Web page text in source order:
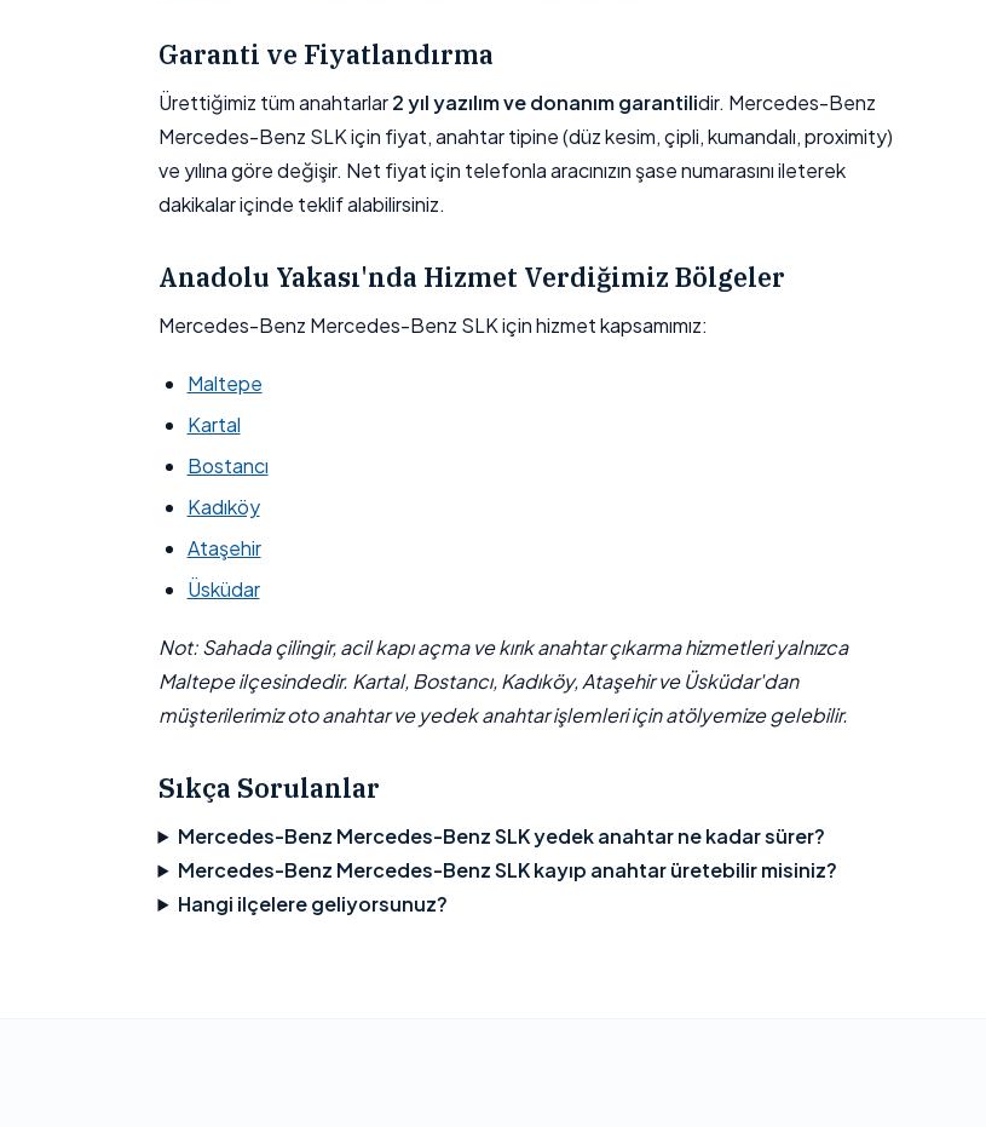
Garanti ve Fiyatlandırma
Ürettiğimiz tüm anahtarlar2 yıl yazılım ve donanım garantilidir. Mercedes-Benz
Mercedes-Benz SLK için fiyat, anahtar tipine (düz kesim, çipli, kumandalı, proximity)
ve yılına göre değişir. Net fiyat için telefonla aracınızın şase numarasını ileterek
dakikalar içinde teklif alabilirsiniz.
Anadolu Yakası'nda Hizmet Verdiğimiz Bölgeler
Mercedes-Benz Mercedes-Benz SLK için hizmet kapsamımız:
Maltepe
Kartal
Bostancı
Kadıköy
Ataşehir
Üsküdar
Not: Sahada çilingir, acil kapı açma ve kırık anahtar çıkarma hizmetleri yalnızca
Maltepe ilçesindedir. Kartal, Bostancı, Kadıköy, Ataşehir ve Üsküdar'dan
müşterilerimiz oto anahtar ve yedek anahtar işlemleri için atölyemize gelebilir.
Sıkça Sorulanlar
Mercedes-Benz Mercedes-Benz SLK yedek anahtar ne kadar sürer?
Mercedes-Benz Mercedes-Benz SLK kayıp anahtar üretebilir misiniz?
Hangi ilçelere geliyorsunuz?